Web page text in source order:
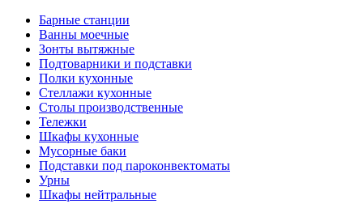
Барные станции
Ванны моечные
Зонты вытяжные
Подтоварники и подставки
Полки кухонные
Стеллажи кухонные
Столы производственные
Тележки
Шкафы кухонные
Мусорные баки
Подставки под пароконвектоматы
Урны
Шкафы нейтральные